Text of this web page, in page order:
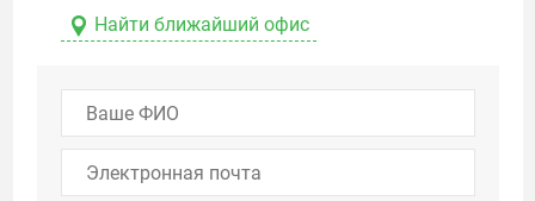
Найти ближайший офис